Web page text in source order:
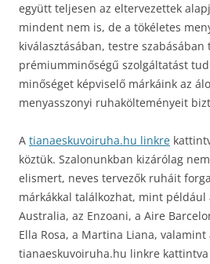
együtt teljesen az eltervezettek
mindent nem is, de a tökéletes
kiválasztásában, testre szabásában
prémiumminőségű szolgáltatást
minőséget képviselő márkáink az
menyasszonyi ruhakölteményeit
A tianaeskuvoiruha.hu linkre
köztük. Szalonunkban kizárólag
elismert, neves tervezők ruháit
márkákkal találkozhat, mint például
Australia, az Enzoani, a Aire
Ella Rosa, a Martina Liana, valamint
tianaeskuvoiruha.hu linkre